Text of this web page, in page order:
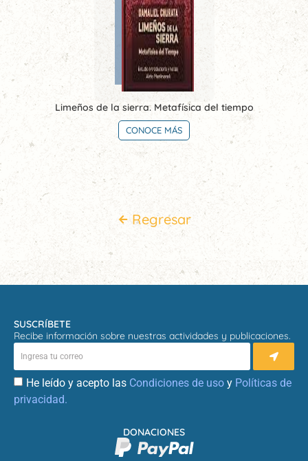
Limeños de la sierra. Metafísica del tiempo
CONOCE MÁS
Regresar
SUSCRÍBETE
Recibe información sobre nuestras actividades y publicaciones.
He leído y acepto las Condiciones de uso y Políticas de
privacidad.
DONACIONES